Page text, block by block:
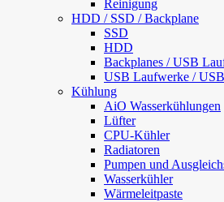
Reinigung
HDD / SSD / Backplane
SSD
HDD
Backplanes / USB
USB Laufwerke /
Kühlung
AiO Wasserkühlungen
Lüfter
CPU-Kühler
Radiatoren
Pumpen und
Wasserkühler
Wärmeleitpaste